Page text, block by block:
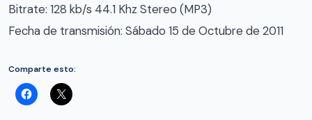
Bitrate: 128 kb/s 44.1 Khz Stereo (MP3)
Fecha de transmisión: Sábado 15 de Octubre de 2011
Comparte esto: